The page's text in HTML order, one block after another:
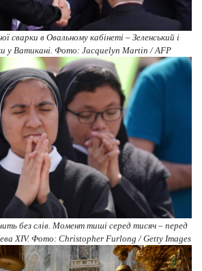
сварки в Овальному кабінеті – Зеленський і
у Ватикані. Фото: Jacquelyn Martin / AFP
без слів. Момент тиші серед тисяч – перед
XIV. Фото: Christopher Furlong / Getty Images